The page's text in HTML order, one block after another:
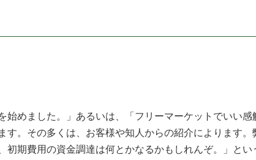
めました。」あるいは、「フリーマーケットでいい
す。その多くは、お客様や知人からの紹介によります
期費用の資金調達は何とかなるかもしれんぞ。」と